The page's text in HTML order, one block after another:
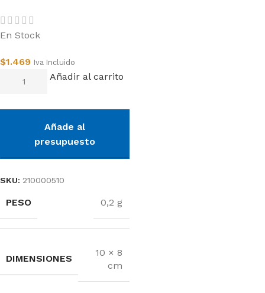
En Stock
$1.469 Iva Incluido
Añadir al carrito
Añade al
presupuesto
SKU: 210000510
PESO 0,2 g
DIMENSIONES
10 × 8
cm